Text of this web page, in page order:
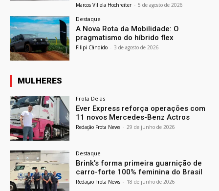
Marcos Villela Hochreiter - 5 de agosto de 2026
Destaque
A Nova Rota da Mobilidade: O
pragmatismo do híbrido flex
Filipi Cândido - 3 de agosto de 2026
MULHERES
Frota Delas
Ever Express reforça operações com
11 novos Mercedes-Benz Actros
Redação Frota News - 29 de junho de 2026
Destaque
Brink’s forma primeira guarnição de
carro-forte 100% feminina do Brasil
Redação Frota News - 18 de junho de 2026